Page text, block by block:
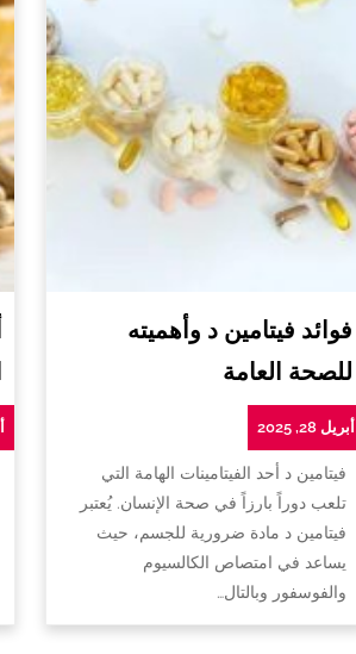
فوائد فيتامين د وأهميته
للصحة العامة
أبريل 28, 2025
فيتامين د أحد الفيتامينات الهامة التي
تلعب دوراً بارزاً في صحة الإنسان. يُعتبر
فيتامين د مادة ضرورية للجسم، حيث
يساعد في امتصاص الكالسيوم
والفوسفور وبالتال…